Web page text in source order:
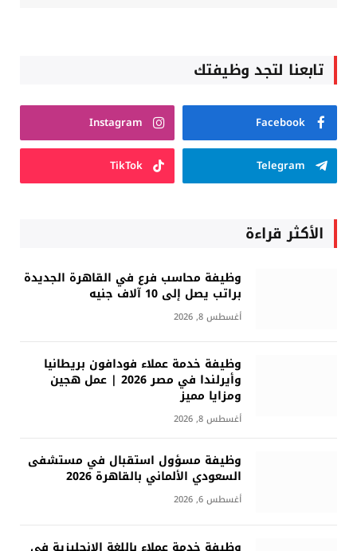
تابعنا لتجد وظيفتك
Facebook
Instagram
Telegram
TikTok
الأكثر قراءة
وظيفة محاسب فرع في القاهرة الجديدة
براتب يصل إلى 10 آلاف جنيه
أغسطس 8, 2026
وظيفة خدمة عملاء فودافون بريطانيا
وأيرلندا في مصر 2026 | عمل هجين
ومزايا مميز
أغسطس 8, 2026
وظيفة مسؤول استقبال في مستشفى
السعودي الألماني بالقاهرة 2026
أغسطس 6, 2026